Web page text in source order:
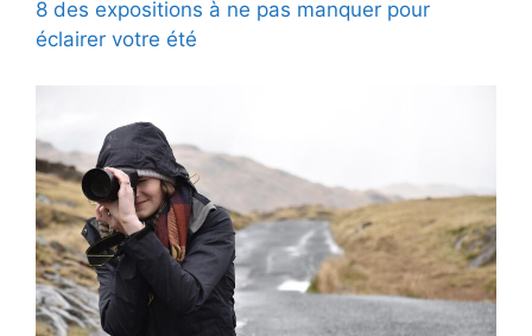
8 des expositions à ne pas manquer pour
éclairer votre été